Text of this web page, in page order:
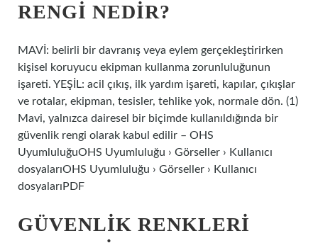
RENGI NEDIR?
MAVİ: belirli bir davranış veya eylem gerçekleştirirken
kişisel koruyucu ekipman kullanma zorunluluğunun
işareti. YEŞİL: acil çıkış, ilk yardım işareti, kapılar, çıkışlar
ve rotalar, ekipman, tesisler, tehlike yok, normale dön. (1)
Mavi, yalnızca dairesel bir biçimde kullanıldığında bir
güvenlik rengi olarak kabul edilir – OHS
UyumluluğuOHS Uyumluluğu › Görseller › Kullanıcı
dosyalarıOHS Uyumluluğu › Görseller › Kullanıcı
dosyalarıPDF
GÜVENLIK RENKLERI